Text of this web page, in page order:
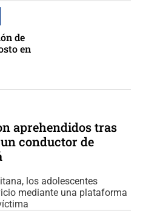
de
en
aprehendidos tras
conductor de
los adolescentes
mediante una plataforma